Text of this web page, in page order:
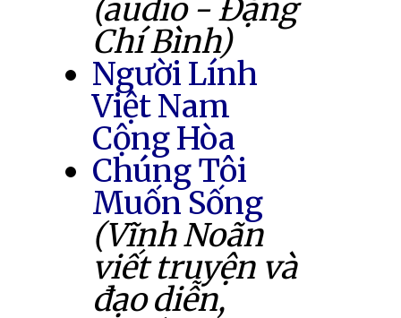
(audio - Đặng
Chí Bình)
Người Lính
Việt Nam
Cộng Hòa
Chúng Tôi
Muốn Sống
(Vĩnh Noãn
viết truyện và
đạo diễn,